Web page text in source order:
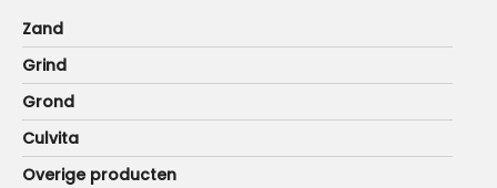
Zand
Grind
Grond
Culvita
Overige producten